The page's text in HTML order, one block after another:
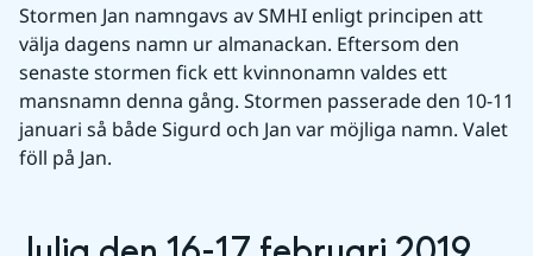
Stormen Jan namngavs av SMHI enligt principen att
välja dagens namn ur almanackan. Eftersom den
senaste stormen fick ett kvinnonamn valdes ett
mansnamn denna gång. Stormen passerade den 10-11
januari så både Sigurd och Jan var möjliga namn. Valet
föll på Jan.